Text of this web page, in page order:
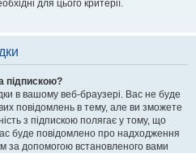
для цього критерії.
підпискою?
в вашому веб-браузері. Вас не буде
повідомлень в тему, але ви зможете
з підпискою полягає у тому, що
буде повідомлено про надходження
за допомогою встановленого вами